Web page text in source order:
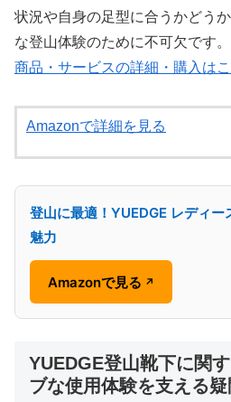
状況や自身の足型に合うかどう
な登山体験のために不可欠です。
商品・サービスの詳細・購入は
Amazonで詳細を見る
登山に最適！YUEDGE レディ
魅力
Amazonで見る ↗
YUEDGE登山靴下に関
ブな使用体験を支える